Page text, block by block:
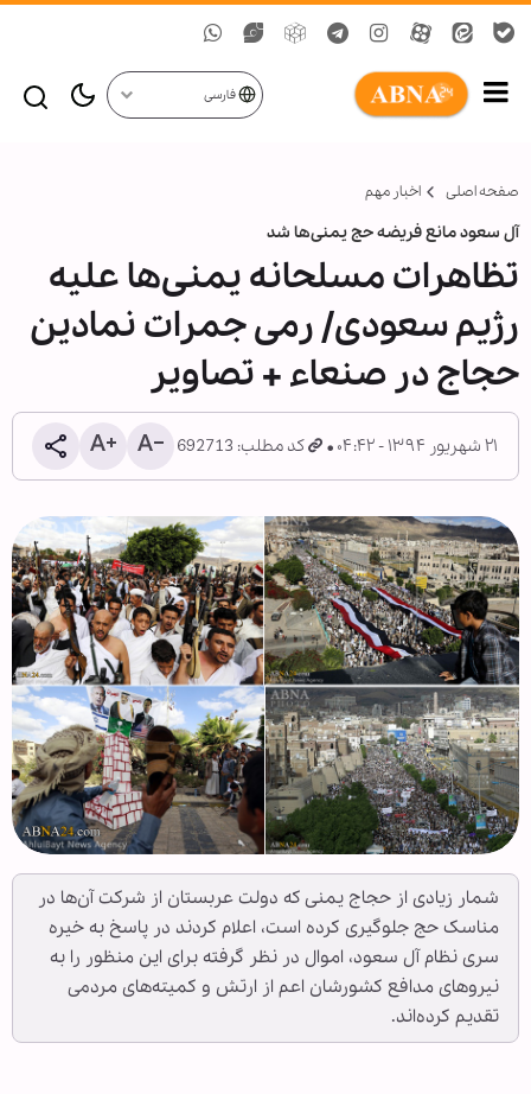
فارسی
صفحه اصلی اخبار مهم
آل سعود مانع فریضه حج یمنی‌‌ها شد
تظاهرات مسلحانه یمنی‌ها علیه
رژیم سعودی/ رمی جمرات نمادین
حجاج در صنعاء + تصاویر
۲۱ شهریور ۱۳۹۴ - ۰۴:۴۲ کد مطلب: 692713
شمار زیادی از حجاج یمنی که دولت عربستان از شرکت آن‌ها در
مناسک حج جلوگیری کرده است، اعلام کردند در پاسخ به خیره
سری نظام آل سعود، اموال در نظر گرفته برای این منظور را به
نیروهای مدافع کشورشان اعم از ارتش و کمیته‌های مردمی
تقدیم کرده‌اند.